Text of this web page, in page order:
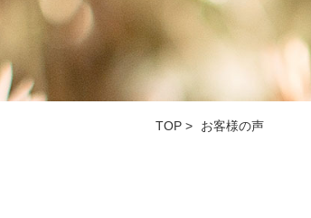
TOP > お客様の声